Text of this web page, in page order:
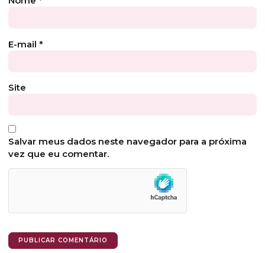
E-mail *
Site
Salvar meus dados neste navegador para a próxima
vez que eu comentar.